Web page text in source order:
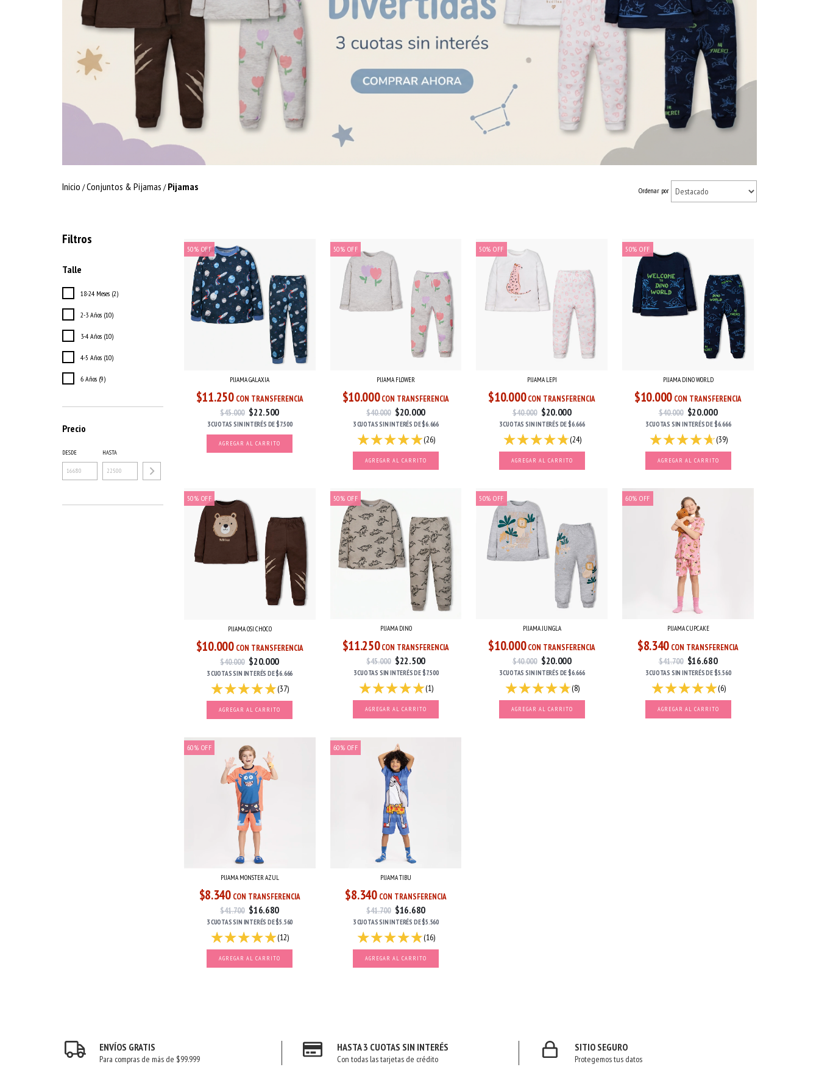
Inicio /Conjuntos & Pijamas / Pijamas Ordenar por
Filtros
Talle
18-24 Meses (2)
2-3 Años (10)
3-4 Años (10)
4-5 Años (10)
6 Años (9)
Precio
DESDE HASTA
50% OFF
PIJAMA GALAXIA
$11.250 CON TRANSFERENCIA
$45.000 $22.500
3 CUOTAS SIN INTERÉS DE$7.500
AGREGAR AL CARRITO
50% OFF
PIJAMA FLOWER
$10.000 CON TRANSFERENCIA
$40.000 $20.000
3 CUOTASSIN INTERÉS DE$6.666
(26)
AGREGAR AL CARRITO
50%OFF
PIJAMA LEPI
$10.000 CON TRANSFERENCIA
$40.000 $20.000
3 CUOTAS SIN INTERÉS DE$6.666
(24)
AGREGAR AL CARRITO
50%OFF
PIJAMA DINO WORLD
$10.000 CON TRANSFERENCIA
$40.000 $20.000
3 CUOTAS SIN INTERÉSDE$6.666
(39)
AGREGAR AL CARRITO
50% OFF
PIJAMA OSI CHOCO
$10.000 CON TRANSFERENCIA
$40.000 $20.000
3 CUOTASSIN INTERÉS DE$6.666
(37)
AGREGAR AL CARRITO
50% OFF
PIJAMA DINO
$11.250 CON TRANSFERENCIA
$45.000 $22.500
3 CUOTAS SIN INTERÉSDE$7.500
(1)
AGREGAR AL CARRITO
50%OFF
PIJAMA JUNGLA
$10.000 CON TRANSFERENCIA
$40.000 $20.000
3 CUOTAS SIN INTERÉS DE$6.666
(8)
AGREGAR AL CARRITO
60%OFF
PIJAMA CUPCAKE
$8.340 CON TRANSFERENCIA
$41.700 $16.680
3 CUOTAS SIN INTERÉSDE$5.560
(6)
AGREGAR AL CARRITO
60% OFF
PIJAMA MONSTER AZUL
$8.340 CON TRANSFERENCIA
$41.700 $16.680
3 CUOTASSIN INTERÉS DE$5.560
(12)
AGREGAR AL CARRITO
60% OFF
PIJAMA TIBU
$8.340 CON TRANSFERENCIA
$41.700 $16.680
3 CUOTASSIN INTERÉS DE$5.560
(16)
AGREGAR AL CARRITO
ENVÍOS GRATIS
Para compras de más de $99.999
HASTA 3 CUOTAS SIN INTERÉS
Con todas las tarjetas de crédito
SITIO SEGURO
Protegemos tus datos